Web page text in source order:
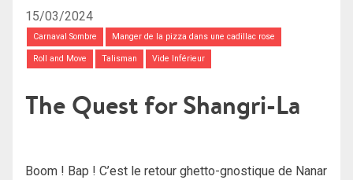
15/03/2024
Carnaval Sombre Manger de la pizza dans une cadillac rose
Roll and Move Talisman Vide Inférieur
The Quest for Shangri-La
Boom ! Bap ! C’est le retour ghetto-gnostique de Nanar